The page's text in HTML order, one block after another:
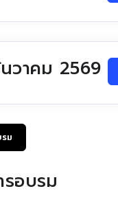
วาคม 2569
ม
รอบรม